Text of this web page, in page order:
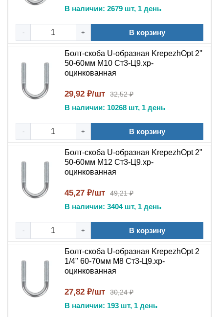
В наличии: 2679 шт, 1 день
- + В корзину
Болт-скоба U-образная KrepezhOpt 2''
50-60мм M10 Ст3-Ц9.хр-
оцинкованная
29,92 ₽/шт 32,52 ₽
В наличии: 10268 шт, 1 день
- + В корзину
Болт-скоба U-образная KrepezhOpt 2"
50-60мм М12 Ст3-Ц9.хр-
оцинкованная
45,27 ₽/шт 49,21 ₽
В наличии: 3404 шт, 1 день
- + В корзину
Болт-скоба U-образная KrepezhOpt 2
1/4" 60-70мм M8 Ст3-Ц9.хр-
оцинкованная
27,82 ₽/шт 30,24 ₽
В наличии: 193 шт, 1 день